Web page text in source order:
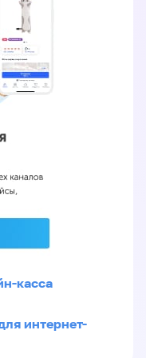
касса
интернет-